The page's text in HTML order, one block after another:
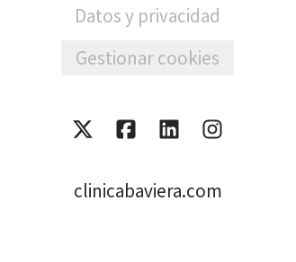
Datos y privacidad
Gestionar cookies
clinicabaviera.com